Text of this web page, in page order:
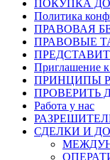
ПОКУПКА
Политика
ПРАВОВАЯ
ПРАВОВЫЕ
Приглашение к
ПРИНЦИПЫ
ПРОВЕРИТЬ
Работа у нас
СДЕЛКИ И